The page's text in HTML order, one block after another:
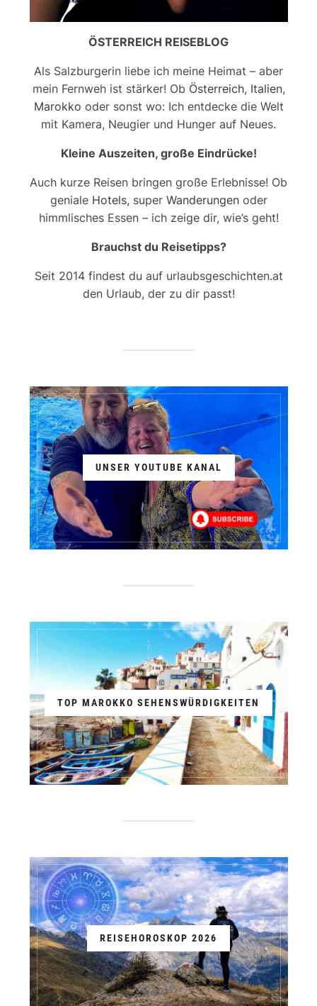
ÖSTERREICH REISEBLOG
Als Salzburgerin liebe ich meine Heimat – aber
mein Fernweh ist stärker! Ob Österreich, Italien,
Marokko oder sonst wo: Ich entdecke die Welt
mit Kamera, Neugier und Hunger auf Neues.
Kleine Auszeiten, große Eindrücke!
Auch kurze Reisen bringen große Erlebnisse! Ob
geniale Hotels, super Wanderungenoder
himmlisches Essen – ich zeige dir, wie’s geht!
Brauchst du Reisetipps?
Seit 2014 findest du auf urlaubsgeschichten.at
den Urlaub, der zu dir passt!
UNSER YOUTUBE KANAL
TOP MAROKKO SEHENSWÜRDIGKEITEN
REISEHOROSKOP 2026